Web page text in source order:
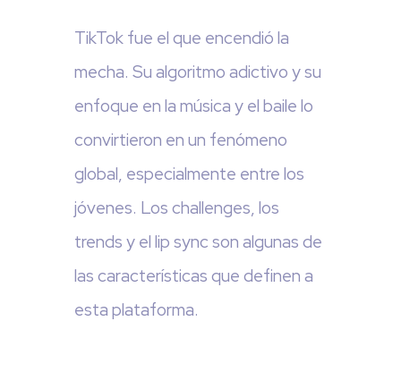
TikTok fue el que encendió la
mecha. Su algoritmo adictivo y su
enfoque en la música y el baile lo
convirtieron en un fenómeno
global, especialmente entre los
jóvenes. Los challenges, los
trends y el lip sync son algunas de
las características que definen a
esta plataforma.